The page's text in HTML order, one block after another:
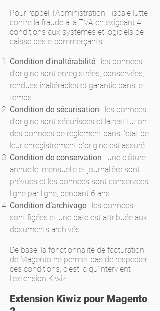
Pour rappel, l'Administration Fiscale lutte
contre la fraude à la TVA en exigeant 4
conditions aux systèmes et logiciels de
caisse des e-commerçants :
Condition d'inaltérabilité : les données
d’origine sont enregistrées, conservées,
rendues inaltérables et garantie dans le
temps.
Condition de sécurisation : les données
d’origine sont sécurisées et la restitution
des données de règlement dans l'état de
leur enregistrement d'origine est assuré.
Condition de conservation : une clôture
annuelle, mensuelle et journalière sont
prévues et les données sont conservées,
ligne par ligne, pendant 6 ans.
Condition d’archivage : les données
sont figées et une date est attribuée aux
documents archivés.
De base, la fonctionnalité de facturation
de Magento ne permet pas de respecter
ces conditions, c'est là qu'intervient
l'extension Kiwiz.
Extension Kiwiz pour Magento